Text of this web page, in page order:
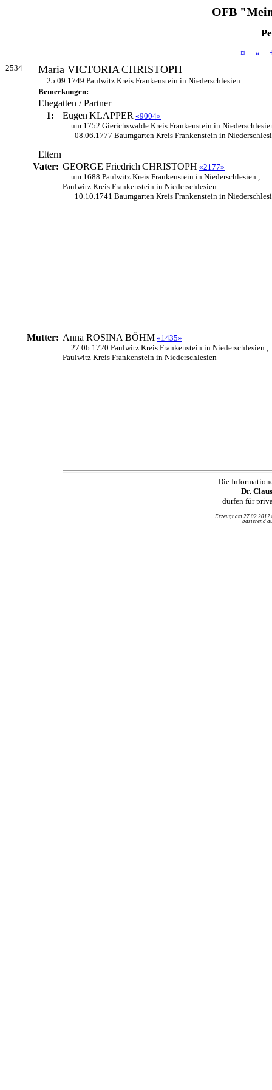
OFB
¤ «
2534 Maria VICTORIACHRISTOPH
25.09.1749 Paulwitz Kreis Frankenstein in Niederschlesien
Bemerkungen:
Ehegatten / Partner
1:
Eugen KLAPPER «9004»
um 1752 Gierichswalde Kreis Frankenstein in
08.06.1777 Baumgarten Kreis Frankenstein in
Eltern
Vater: GEORGE Friedrich CHRISTOPH «2177»
um 1688 Paulwitz Kreis Frankenstein in Niederschlesien ,
Paulwitz Kreis Frankenstein in Niederschlesien
10.10.1741 Baumgarten Kreis Frankenstein in
Mutter: Anna ROSINA BÖHM «1435»
27.06.1720 Paulwitz Kreis Frankenstein in Niederschlesien ,
Paulwitz Kreis Frankenstein in Niederschlesien
Die
Dr.
dürfen für
Erzeugt am
basierend